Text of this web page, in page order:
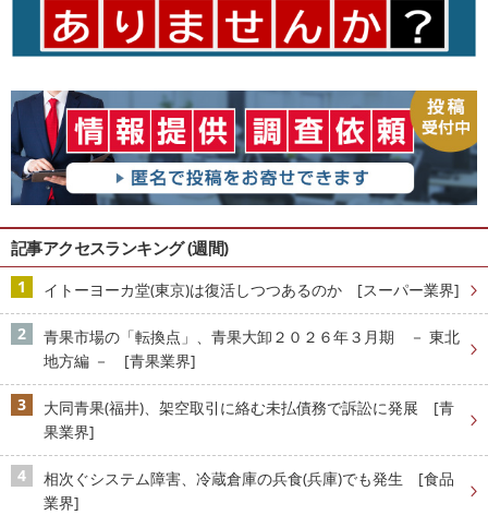
記事アクセスランキング (週間)
イトーヨーカ堂(東京)は復活しつつあるのか [スーパー業界]
青果市場の「転換点」、青果大卸２０２６年３月期 － 東北
地方編 － [青果業界]
大同青果(福井)、架空取引に絡む未払債務で訴訟に発展 [青
果業界]
相次ぐシステム障害、冷蔵倉庫の兵食(兵庫)でも発生 [食品
業界]